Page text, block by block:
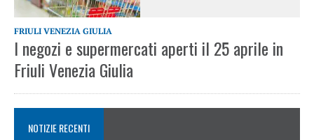
FRIULI VENEZIA GIULIA
I negozi e supermercati aperti il 25 aprile in
Friuli Venezia Giulia
NOTIZIE RECENTI